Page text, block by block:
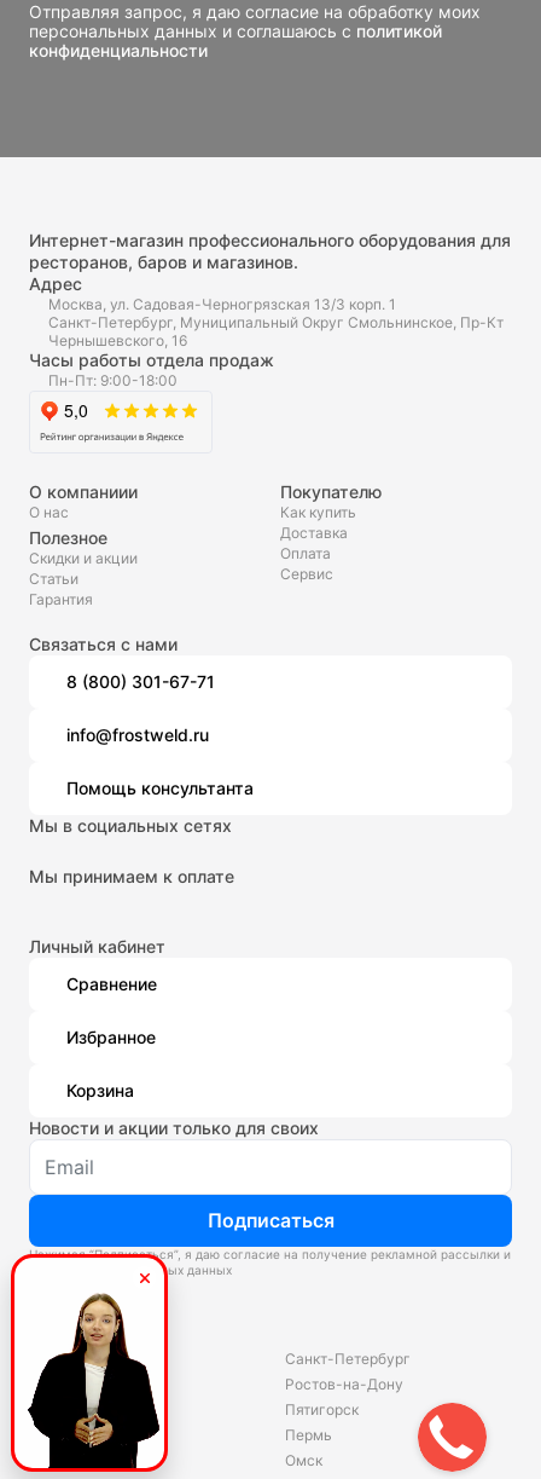
Отправляя запрос, я даю согласие на обработку моих
персональных данных и соглашаюсь с политикой
конфиденциальности
Интернет-магазин профессионального оборудования для
ресторанов, баров и магазинов.
Адрес
Москва, ул. Садовая-Черногрязская 13/3 корп. 1
Санкт-Петербург, Муниципальный Округ Смольнинское, Пр-Кт
Чернышевского, 16
Часы работы отдела продаж
Пн-Пт: 9:00-18:00
О компаниии
О нас
Полезное
Скидки и акции
Статьи
Гарантия
Покупателю
Как купить
Доставка
Оплата
Сервис
Связаться с нами
8 (800) 301-67-71
info@frostweld.ru
Помощь консультанта
Мы в социальных сетях
Мы принимаем к оплате
Личный кабинет
Сравнение
Избранное
Корзина
Новости и акции только для своих
Подписаться
Нажимая “Подписаться”, я даю согласие на получение рекламной рассылки и
обработку персональных данных
Склады
Владивосток
Екатеринбург
Красноярск
Волгоград
Санкт-Петербург
Ростов-на-Дону
Пятигорск
Пермь
Омск